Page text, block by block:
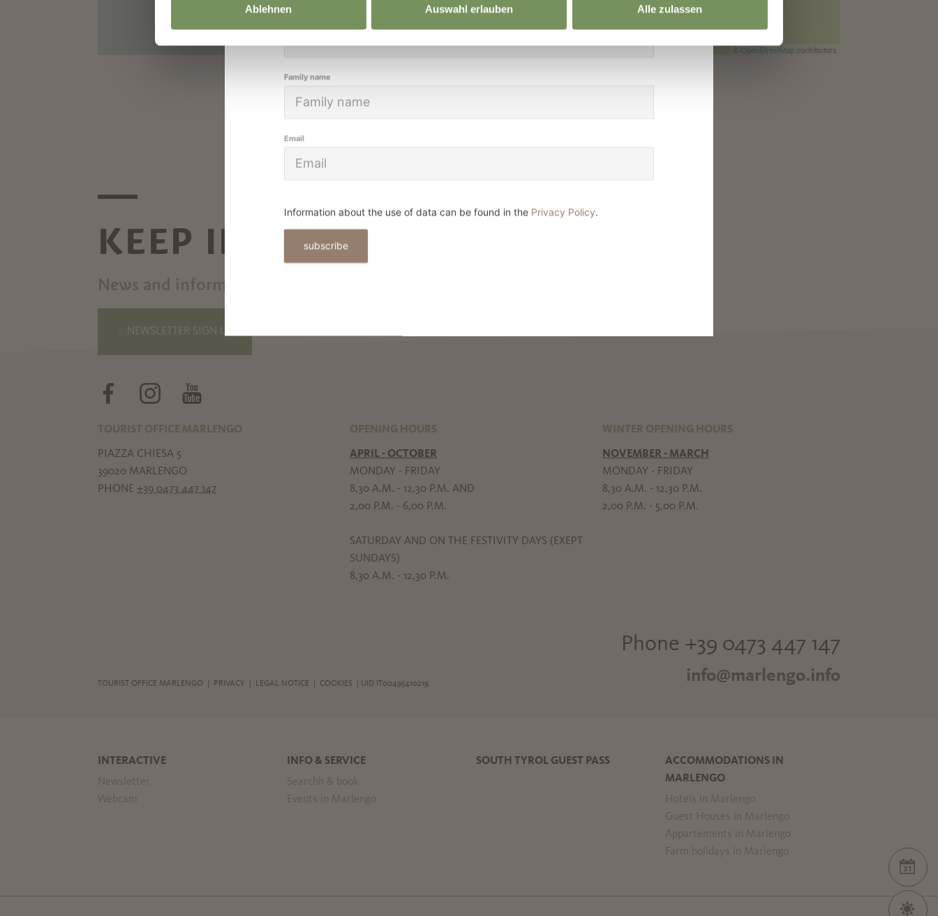
Ablehnen Auswahl erlauben Alle zulassen
©OpenStreetMap contributors
KEEP IN TOUCH WITH US
News and information directly in your mailbox
NEWSLETTER SIGN UP
TOURIST OFFICE MARLENGO
PIAZZA CHIESA 5
39020 MARLENGO
PHONE +39 0473 447 147
OPENING HOURS
APRIL - OCTOBER
MONDAY - FRIDAY
8,30 A.M. - 12,30 P.M. AND
2,00 P.M. - 6,00 P.M.
SATURDAY AND ON THE FESTIVITY DAYS (EXEPT
SUNDAYS)
8,30 A.M. - 12,30 P.M.
WINTER OPENING HOURS
NOVEMBER - MARCH
MONDAY - FRIDAY
8,30 A.M. - 12,30 P.M.
2,00 P.M. - 5,00 P.M.
Phone +39 0473 447 147
info@marlengo.info
TOURIST OFFICE MARLENGO | PRIVACY LEGAL NOTICE COOKIES | UID IT00495410219
INTERACTIVE
Newsletter
Webcam
INFO & SERVICE
Searchh & book
Events in Marlengo
SOUTH TYROL GUEST PASS
ACCOMMODATIONS IN
MARLENGO
Hotels in Marlengo
Guest Houses in Marlengo
Appartements in Marlengo
Farm holidays in Marlengo
Given name
Family name
Email
Information about the use of data can be found in the Privacy Policy.
subscribe